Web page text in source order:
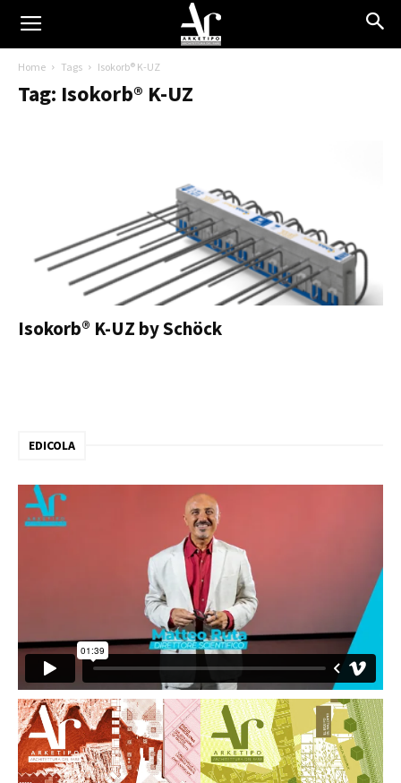
Home Tags Isokorb® K-UZ
Tag: Isokorb® K-UZ
Isokorb® K-UZ by Schöck
EDICOLA